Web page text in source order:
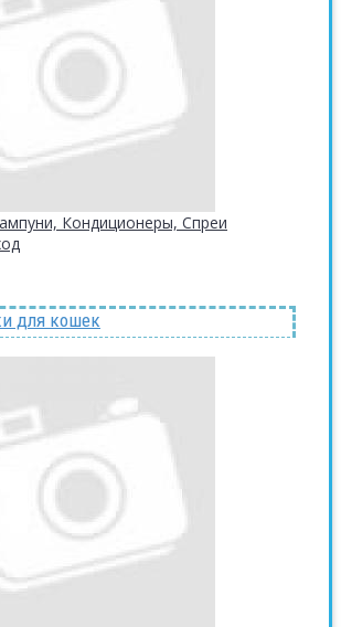
Кондиционеры, Спреи
для кошек